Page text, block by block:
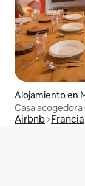
Alojamiento en
Casa
Airbnb Francia